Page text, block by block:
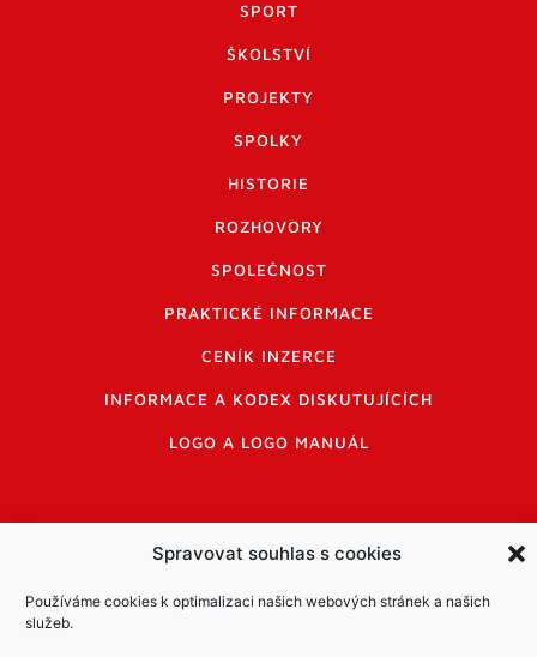
Spravovat souhlas s cookies
Používáme cookies k optimalizaci našich webových stránek a našich
služeb.
SPORT
ŠKOLSTVÍ
PROJEKTY
SPOLKY
HISTORIE
ROZHOVORY
SPOLEČNOST
PRAKTICKÉ INFORMACE
CENÍK INZERCE
INFORMACE A KODEX DISKUTUJÍCÍCH
LOGO A LOGO MANUÁL
PDF archiv Zpravodajů
Informace o zpracování osobních údajů